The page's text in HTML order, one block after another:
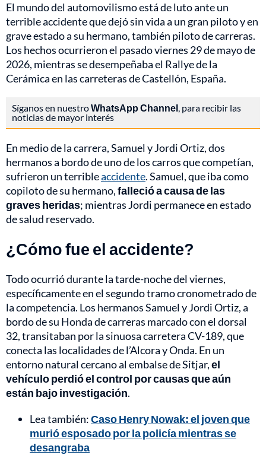
El mundo del automovilismo está de luto ante un
terrible accidente que dejó sin vida a un gran piloto y en
grave estado a su hermano, también piloto de carreras.
Los hechos ocurrieron el pasado viernes 29 de mayo de
2026, mientras se desempeñaba el Rallye de la
Cerámica en las carreteras de Castellón, España.
Síganos en nuestroWhatsApp Channel, para recibir las
noticias de mayor interés
En medio de la carrera, Samuel y Jordi Ortiz, dos
hermanos a bordo de uno de los carros que competían,
sufrieron un terribleaccidente. Samuel, que iba como
copiloto de su hermano,falleció a causa de las
graves heridas; mientras Jordi permanece en estado
de salud reservado.
¿Cómo fue el accidente?
Todo ocurrió durante la tarde-noche del viernes,
específicamente en el segundo tramo cronometrado de
la competencia. Los hermanos Samuel y Jordi Ortiz, a
bordo de su Honda de carreras marcado con el dorsal
32, transitaban por la sinuosa carretera CV-189, que
conecta las localidades de l’Alcora y Onda. En un
entorno natural cercano al embalse de Sitjar,el
vehículo perdió el control por causas que aún
están bajo investigación.
Lea también:Caso Henry Nowak: el joven que
murió esposado por la policía mientras se
desangraba